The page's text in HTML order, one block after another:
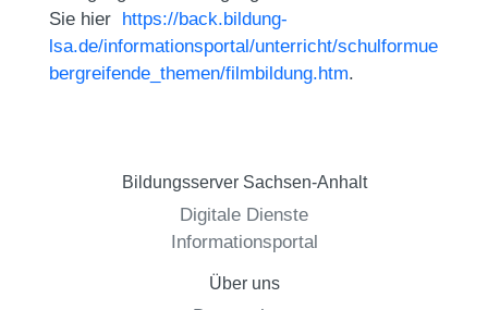
Sie hier https://back.bildung-
lsa.de/informationsportal/unterricht/schulformue
bergreifende_themen/filmbildung.htm.
Bildungsserver Sachsen-Anhalt
Digitale Dienste
Informationsportal
Über uns